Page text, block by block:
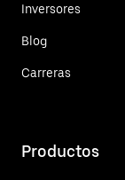
Inversores
Blog
Carreras
Productos